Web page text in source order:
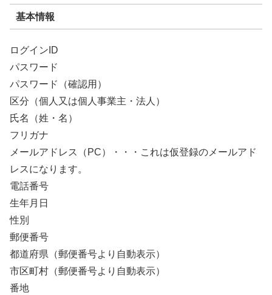
基本情報
ログインID
パスワード
パスワード（確認用）
区分（個人又は個人事業主・法人）
氏名（姓・名）
フリガナ
メールアドレス（PC）・・・これは仮登録のメールアド
レスになります。
電話番号
生年月日
性別
郵便番号
都道府県（郵便番号より自動表示）
市区町村（郵便番号より自動表示）
番地